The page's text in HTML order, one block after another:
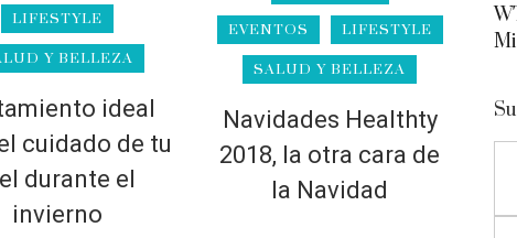
LIFESTYLE
Y BELLEZA
ideal
cuidado de tu
durante el
invierno
EVENTOS LIFESTYLE
SALUD Y BELLEZA
Navidades Healthty
2018, la otra cara de
la Navidad